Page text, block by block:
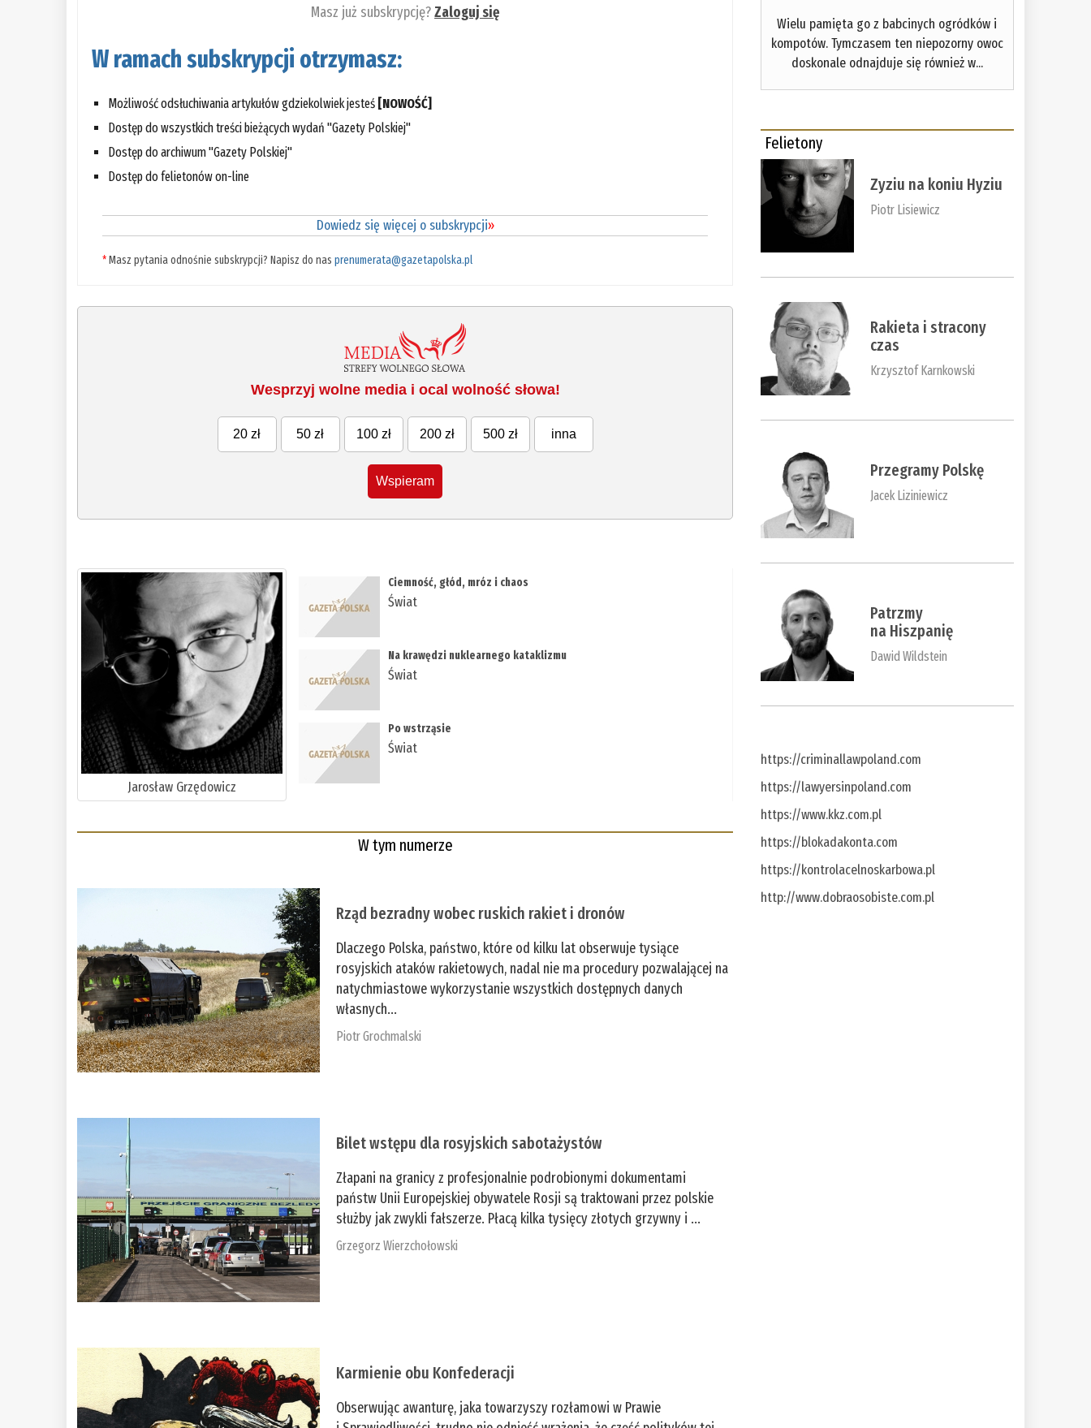
Masz już subskrypcję?Zaloguj się
W ramach subskrypcji otrzymasz:
Możliwość odsłuchiwania artykułów gdziekolwiek jesteś [NOWOŚĆ]
Dostęp do wszystkich treści bieżących wydań "Gazety Polskiej"
Dostęp do archiwum "Gazety Polskiej"
Dostęp do felietonów on-line
Dowiedz się więcej o subskrypcji»
*Masz pytania odnośnie subskrypcji? Napisz do nasprenumerata@gazetapolska.pl
Wesprzyj wolne media i ocal wolność słowa!
20 zł 50 zł 100 zł 200 zł 500 zł inna
Wspieram
Jarosław Grzędowicz
Ciemność, głód, mróz i chaos
Świat
Na krawędzi nuklearnego kataklizmu
Świat
Po wstrząsie
Świat
W tym numerze
Rząd bezradny wobec ruskich rakiet i dronów
Dlaczego Polska, państwo, które od kilku lat obserwuje tysiące
rosyjskich ataków rakietowych, nadal nie ma procedury pozwalającej na
natychmiastowe wykorzystanie wszystkich dostępnych danych
własnych...
Piotr Grochmalski
Bilet wstępu dla rosyjskich sabotażystów
Złapani na granicy z profesjonalnie podrobionymi dokumentami
państw Unii Europejskiej obywatele Rosji są traktowani przez polskie
służby jak zwykli fałszerze. Płacą kilka tysięcy złotych grzywny i ...
Grzegorz Wierzchołowski
Karmienie obu Konfederacji
Obserwując awanturę, jaka towarzyszy rozłamowi w Prawie
Wielu pamięta go z babcinych ogródków i
kompotów. Tymczasem ten niepozorny owoc
doskonale odnajduje się również w...
Felietony
Zyziu na koniu Hyziu
Piotr Lisiewicz
Rakieta i stracony
czas
Krzysztof Karnkowski
Przegramy Polskę
Jacek Liziniewicz
Patrzmy
na Hiszpanię
Dawid Wildstein
https://criminallawpoland.com
https://lawyersinpoland.com
https://www.kkz.com.pl
https://blokadakonta.com
https://kontrolacelnoskarbowa.pl
http://www.dobraosobiste.com.pl